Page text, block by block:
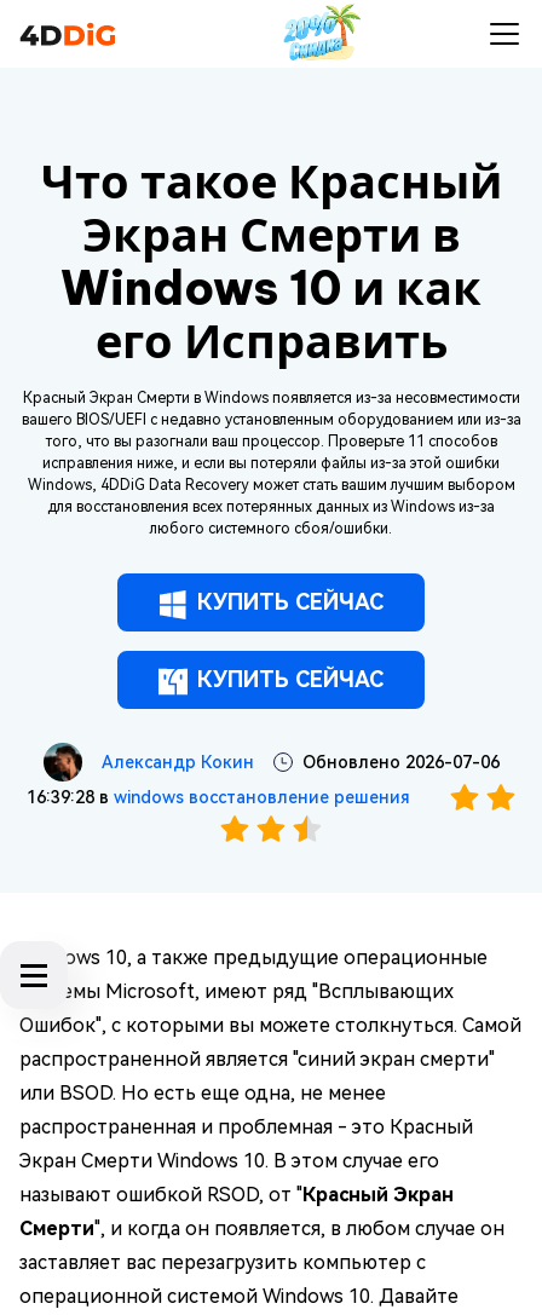
Что такое Красный
Экран Смерти в
Windows 10 и как
его Исправить
Красный Экран Смерти в Windows появляется из-за несовместимости
вашего BIOS/UEFI с недавно установленным оборудованием или из-за
того, что вы разогнали ваш процессор. Проверьте 11 способов
исправления ниже, и если вы потеряли файлы из-за этой ошибки
Windows, 4DDiG Data Recovery может стать вашим лучшим выбором
для восстановления всех потерянных данных из Windows из-за
любого системного сбоя/ошибки.
КУПИТЬ СЕЙЧАС
КУПИТЬ СЕЙЧАС
Александр Кокин
Обновлено 2026-07-06
16:39:28 в windows восстановление решения
Windows 10, а также предыдущие операционные
системы Microsoft, имеют ряд "Всплывающих
Ошибок", с которыми вы можете столкнуться. Самой
распространенной является "синий экран смерти"
или BSOD. Но есть еще одна, не менее
распространенная и проблемная - это Красный
Экран Смерти Windows 10. В этом случае его
называют ошибкой RSOD, от "Красный Экран
Смерти", и когда он появляется, в любом случае он
заставляет вас перезагрузить компьютер с
операционной системой Windows 10. Давайте